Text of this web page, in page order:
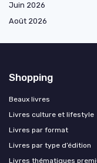
Juin 2026
Août 2026
Shopping
Beaux livres
Livres culture et lifestyle
Livres par format
Livres par type d’édition
Livres thématiques